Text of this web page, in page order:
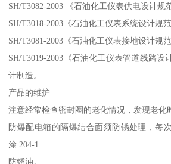
SH/T3082-2003 《石油化工仪表供电设计规
SH/T3018-2003《石油化工仪表系统设计规范
SH/T3081-2003《石油化工仪表接地设计规范
SH/T3019-2003《石油化工仪表管道线路设
计制造。
产品的维护
注意经常检查密封圈的老化情况，发现老化
防爆配电箱的隔爆结合面须防锈处理，每
涂 204-1
防锈油。